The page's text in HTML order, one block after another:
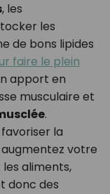
, les
les
de bons lipides
faire le plein
apport en
musculaire et
.
la
augmentez votre
aliments,
donc des